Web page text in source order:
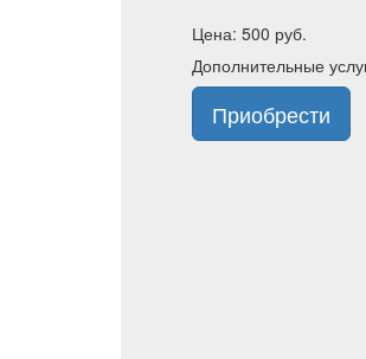
Цена: 500 руб.
Дополнительные
Приобрести